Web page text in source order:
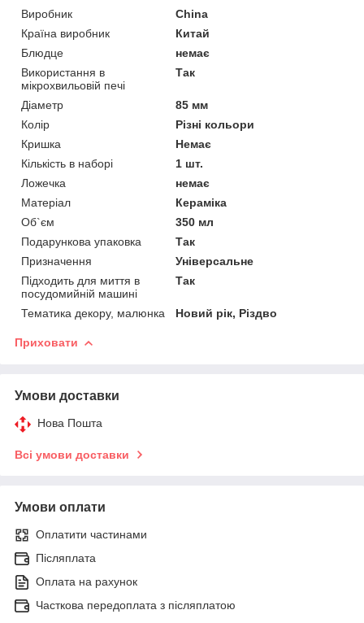
Виробник
China
Країна виробник
Китай
Блюдце
немає
Використання в
мікрохвильовій печі
Так
Діаметр
85 мм
Колір
Різні кольори
Кришка
Немає
Кількість в наборі
1 шт.
Ложечка
немає
Матеріал
Кераміка
Об`єм
350 мл
Подарункова упаковка
Так
Призначення
Універсальне
Підходить для миття в
посудомийній машині
Так
Тематика декору, малюнка Новий рік, Різдво
Приховати
Умови доставки
Нова Пошта
Всі умови доставки
Умови оплати
Оплатити частинами
Післяплата
Оплата на рахунок
Часткова передоплата з післяплатою